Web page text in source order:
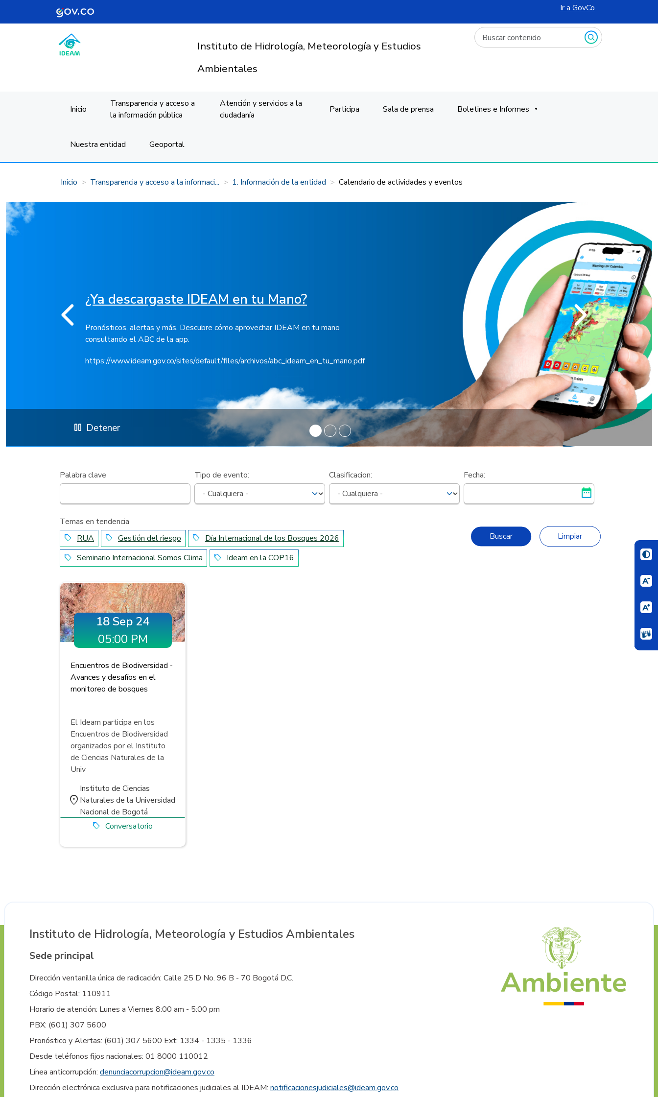
Pasar al contenido principal Ir a GovCo
Instituto de Hidrología, Meteorología y Estudios
Ambientales
Escriba la palabra clave relacionada a lo que
Inicio
Transparencia y acceso a
la información pública
Atención y servicios a la
ciudadanía
Participa Sala de prensa Boletines e Informes
Informes
Nuestra entidad Geoportal
Inicio Transparencia y acceso a la informaci... 1. Información de la entidad Calendario de actividades y eventos
¿Ya descargaste IDEAM en tu Mano?
Pronósticos, alertas y más. Descubre cómo aprovechar IDEAM en tu mano
consultando el ABC de la app.
https://www.ideam.gov.co/sites/default/files/archivos/abc_ideam_en_tu_mano.pdf
pause Detener
Palabra clave Tipo de evento: Clasificacion: Fecha:
Temas en tendencia
local_offer RUA local_offer Gestión del riesgo local_offer Día Internacional de los Bosques 2026
local_offer Seminario Internacional Somos Clima local_offer Ideam en la COP16
18 Sep 24
05:00 PM
Encuentros de Biodiversidad -
Avances y desafíos en el
monitoreo de bosques
El Ideam participa en los
Encuentros de Biodiversidad
organizados por el Instituto
de Ciencias Naturales de la
Univ
place
Instituto de Ciencias
Naturales de la Universidad
Nacional de Bogotá
local_offer Conversatorio
Instituto de Hidrología, Meteorología y Estudios Ambientales
Sede principal
Dirección ventanilla única de radicación: Calle 25 D No. 96 B - 70 Bogotá D.C.
Código Postal: 110911
Horario de atención: Lunes a Viernes 8:00 am - 5:00 pm
PBX: (601) 307 5600
Pronóstico y Alertas: (601) 307 5600 Ext: 1334 - 1335 - 1336
Desde teléfonos fijos nacionales: 01 8000 110012
Línea anticorrupción: denunciacorrupcion@ideam.gov.co
Dirección electrónica exclusiva para notificaciones judiciales al IDEAM: notificacionesjudiciales@ideam.gov.co